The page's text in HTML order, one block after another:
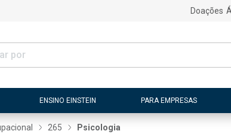
Doações
ENSINO EINSTEIN PARA EMPRESAS
265 Psicologia